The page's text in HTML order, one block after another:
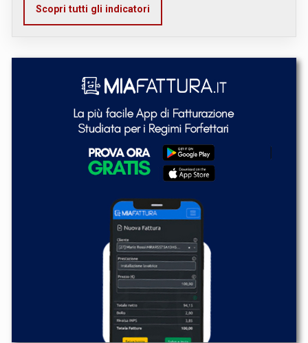
Scopri tutti gli indicatori